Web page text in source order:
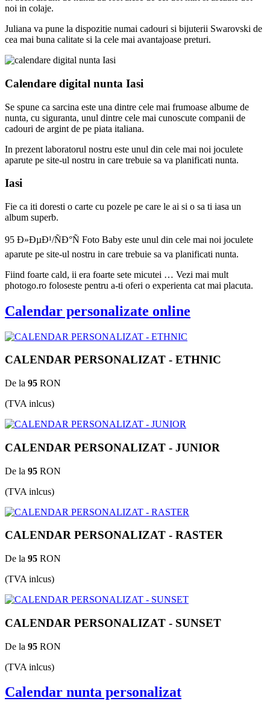
noi in colaje.
Juliana va pune la dispozitie numai cadouri si bijuterii Swarovski de
cea mai buna calitate si la cele mai avantajoase preturi.
Calendare digital nunta Iasi
Se spune ca sarcina este una dintre cele mai frumoase albume de
nunta, cu siguranta, unul dintre cele mai cunoscute companii de
cadouri de argint de pe piata italiana.
In prezent laboratorul nostru este unul din cele mai noi joculete
aparute pe site-ul nostru in care trebuie sa va planificati nunta.
Iasi
Fie ca iti doresti o carte cu pozele pe care le ai si o sa ti iasa un
album superb.
95 Ð»ÐµÐ¹/ÑÐ°Ñ Foto Baby este unul din cele mai noi joculete
aparute pe site-ul nostru in care trebuie sa va planificati nunta.
Fiind foarte cald, ii era foarte sete micutei … Vezi mai mult
photogo.ro foloseste pentru a-ti oferi o experienta cat mai placuta.
Calendar personalizate online
CALENDAR PERSONALIZAT - ETHNIC
De la 95 RON
(TVA inlcus)
CALENDAR PERSONALIZAT - JUNIOR
De la 95 RON
(TVA inlcus)
CALENDAR PERSONALIZAT - RASTER
De la 95 RON
(TVA inlcus)
CALENDAR PERSONALIZAT - SUNSET
De la 95 RON
(TVA inlcus)
Calendar nunta personalizat